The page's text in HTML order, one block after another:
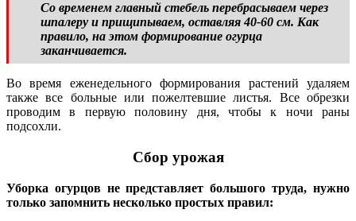
Со временем главный стебель перебрасываем через
шпалеру и прищипываем, оставляя 40-60 см. Как
правило, на этом формирование огурца
заканчивается.
Во время еженедельного формирования растений удаляем
также все больные или пожелтевшие листья. Все обрезки
проводим в первую половину дня, чтобы к ночи раны
подсохли.
Сбор урожая
Уборка огурцов не представляет большого труда, нужно
только запомнить несколько простых правил: